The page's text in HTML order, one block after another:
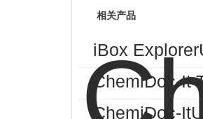
相关产品
iBox
ChemiDoc-It
ChemiDoc-